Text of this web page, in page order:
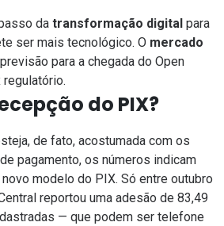
da transformação digital para
ser mais tecnológico. O mercado
para a chegada do Open
regulatório.
do PIX?
de fato, acostumada com os
pagamento, os números indicam
modelo do PIX. Só entre outubro
reportou uma adesão de 83,49
— que podem ser telefone